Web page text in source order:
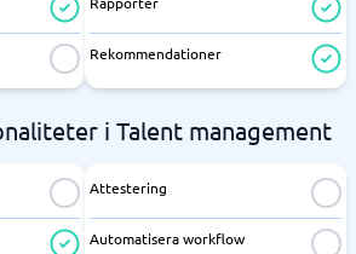
Rekommendationer
i Talent management
Attestering
Automatisera workflow